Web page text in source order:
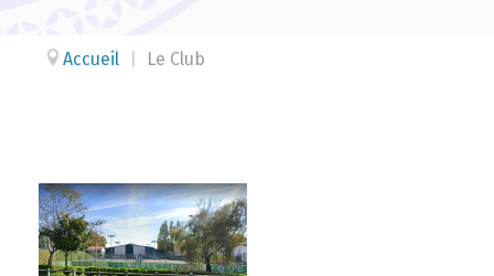
Accueil Le Club